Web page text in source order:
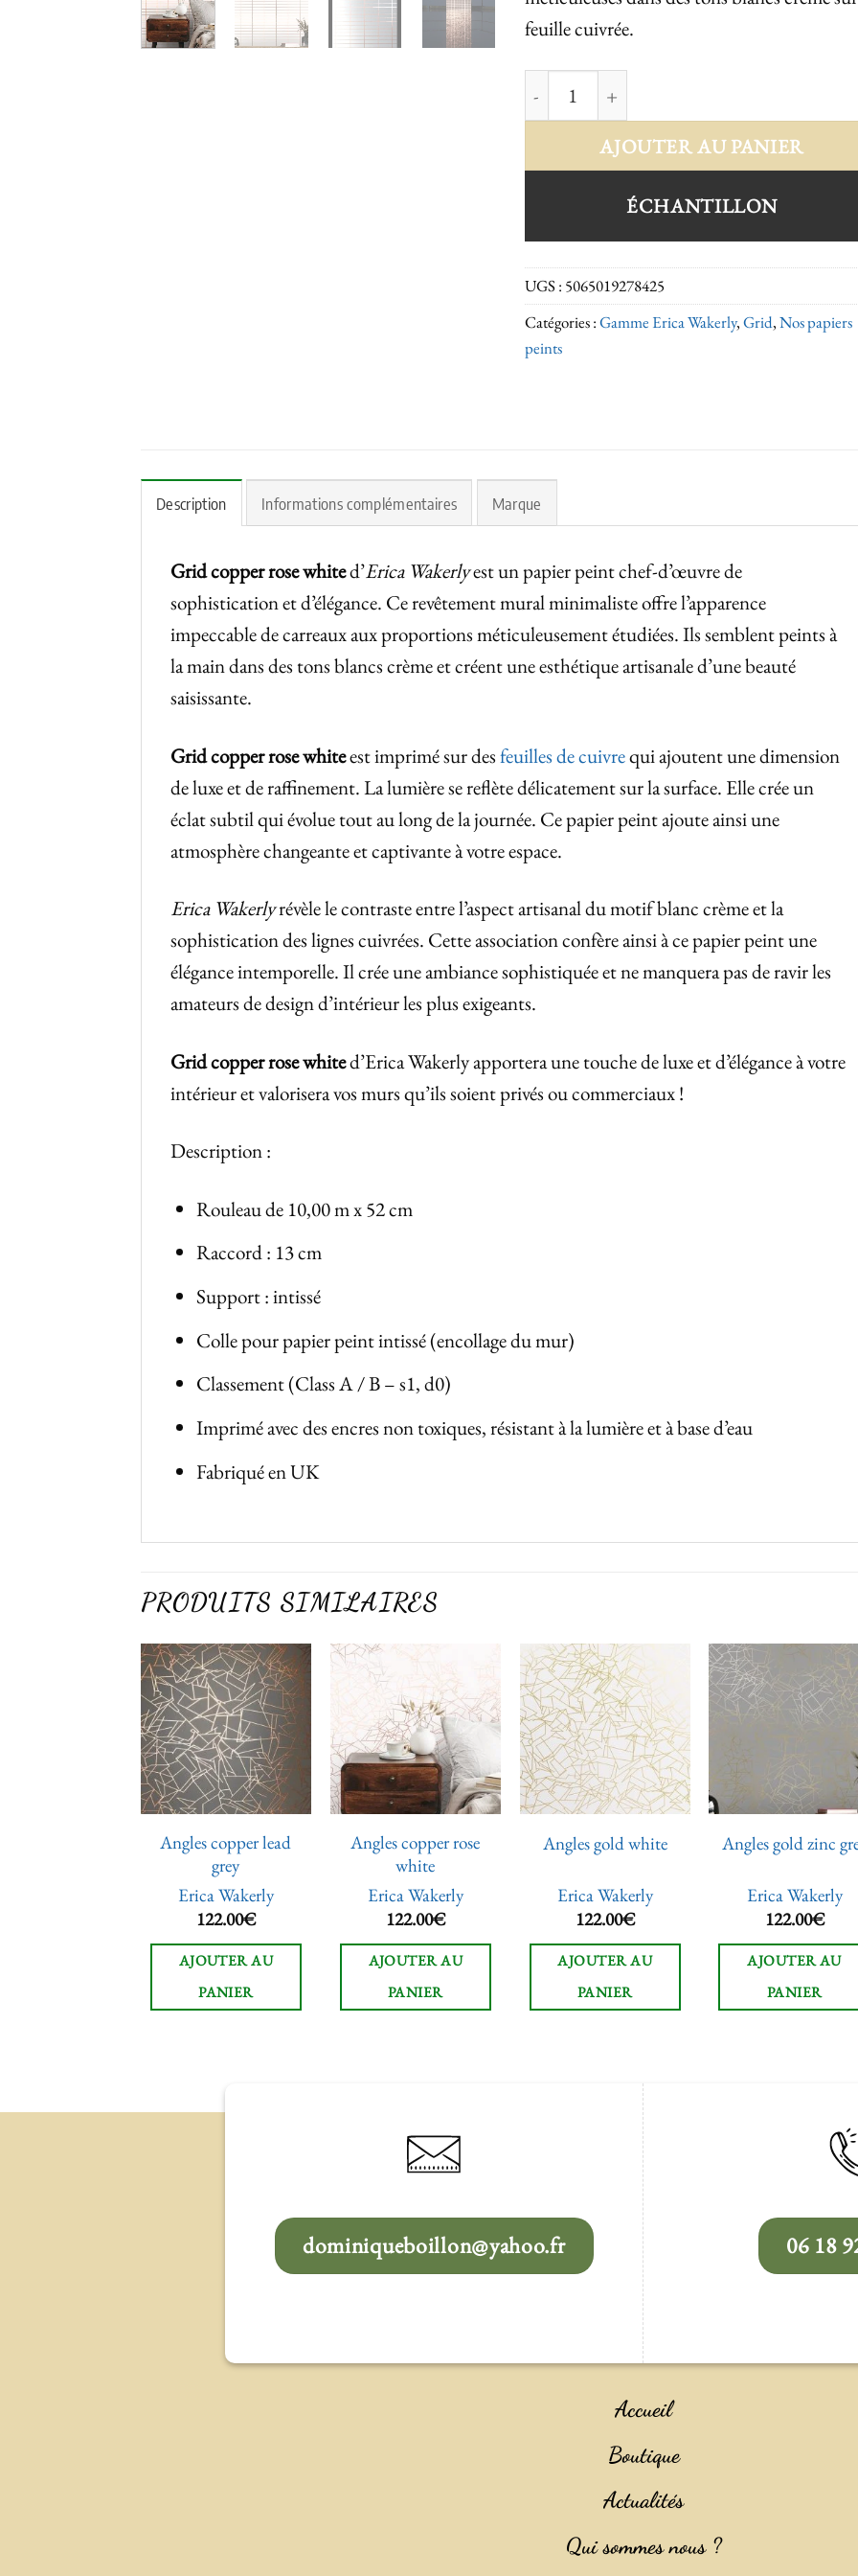
feuille cuivrée.
quantité de Grid copper rose white
AJOUTER AU PANIER
ÉCHANTILLON
UGS : 5065019278425
Catégories :Gamme Erica Wakerly,Grid,Nos papiers
peints
Description Informations complémentaires Marque
Grid copper rose whited’Erica Wakerlyest un papier peint chef-d’œuvre de
sophistication et d’élégance. Ce revêtement mural minimaliste offre l’apparence
impeccable de carreaux aux proportions méticuleusement étudiées. Ils semblent peints à
la main dans des tons blancs crème et créent une esthétique artisanale d’une beauté
saisissante.
Grid copper rose whiteest imprimé sur desfeuilles de cuivrequi ajoutent une dimension
de luxe et de raffinement. La lumière se reflète délicatement sur la surface. Elle crée un
éclat subtil qui évolue tout au long de la journée. Ce papier peint ajoute ainsi une
atmosphère changeante et captivante à votre espace.
Erica Wakerlyrévèle le contraste entre l’aspect artisanal du motif blanc crème et la
sophistication des lignes cuivrées. Cette association confère ainsi à ce papier peint une
élégance intemporelle. Il crée une ambiance sophistiquée et ne manquera pas de ravir les
amateurs de design d’intérieur les plus exigeants.
Grid copper rose whited’Erica Wakerly apportera une touche de luxe et d’élégance à votre
intérieur et valorisera vos murs qu’ils soient privés ou commerciaux !
Description :
Rouleau de 10,00 m x 52 cm
Raccord : 13 cm
Support : intissé
Colle pour papier peint intissé (encollage du mur)
Classement (Class A / B – s1, d0)
Imprimé avec des encres non toxiques, résistant à la lumière et à base d’eau
Fabriqué en UK
PRODUITS SIMILAIRES
Ajouter
à la liste
de
souhaits
Angles copper lead
grey
Erica Wakerly
122.00€
AJOUTER AU
PANIER
Ajouter
à la liste
de
souhaits
Angles copper rose
white
Erica Wakerly
122.00€
AJOUTER AU
PANIER
Ajouter
à la liste
de
souhaits
Angles gold white
Erica Wakerly
122.00€
AJOUTER AU
PANIER
Angles gold zinc
Erica Wakerly
122.00€
AJOUTER AU
PANIER
dominiqueboillon@yahoo.fr 06 18
Accueil
Boutique
Actualités
Qui sommes nous ?